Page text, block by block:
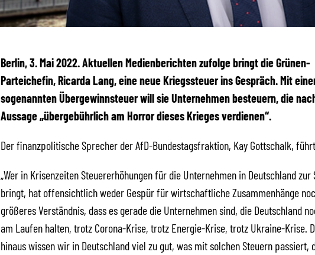
Berlin, 3. Mai 2022.Aktuellen Medienberichten zufolge bringt die Grünen-
Parteichefin, Ricarda Lang, eine neue Kriegssteuer ins Gespräch. Mit
sogenannten Übergewinnsteuer will sie Unternehmen besteuern, die
Aussage „übergebührlich am Horror dieses Krieges verdienen“.
Der finanzpolitische Sprecher der AfD-Bundestagsfraktion, Kay Gottschalk,
„Wer in Krisenzeiten Steuererhöhungen für die Unternehmen in Deutschland zur
bringt, hat offensichtlich weder Gespür für wirtschaftliche Zusammenhänge
größeres Verständnis, dass es gerade die Unternehmen sind, die Deutschland
am Laufen halten, trotz Corona-Krise, trotz Energie-Krise, trotz Ukraine-Krise.
hinaus wissen wir in Deutschland viel zu gut, was mit solchen Steuern passiert,